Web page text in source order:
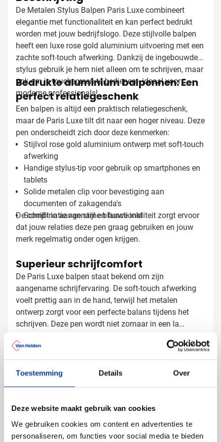
Toestemming Details Over
Deze website maakt gebruik van cookies
We gebruiken cookies om content en advertenties te
personaliseren, om functies voor social media te bieden
De Metalen Stylus Balpen Paris Luxe combineert
elegantie met functionaliteit en kan perfect bedrukt
worden met jouw bedrijfslogo. Deze stijlvolle balpen
heeft een luxe rose gold aluminium uitvoering met een
zachte soft-touch afwerking. Dankzij de ingebouwde
stylus gebruik je hem niet alleen om te schrijven, maar
ook om je touchscreen te bedienen - ideaal voor
moderne professionals!
Bedrukte aluminium balpennen: Een
perfect relatiegeschenk
Een balpen is altijd een praktisch relatiegeschenk,
maar de Paris Luxe tilt dit naar een hoger niveau. Deze
pen onderscheidt zich door deze kenmerken:
Stijlvol rose gold aluminium ontwerp met soft-touch
afwerking
Handige stylus-tip voor gebruik op smartphones en
tablets
Solide metalen clip voor bevestiging aan
documenten of zakagenda's
Schrijft in aangename blauwe inkt
De combinatie van stijl en functionaliteit zorgt ervoor
dat jouw relaties deze pen graag gebruiken en jouw
merk regelmatig onder ogen krijgen.
Superieur schrijfcomfort
De Paris Luxe balpen staat bekend om zijn
aangename schrijfervaring. De soft-touch afwerking
voelt prettig aan in de hand, terwijl het metalen
ontwerp zorgt voor een perfecte balans tijdens het
schrijven. Deze pen wordt niet zomaar in een la
waardoor jouw logo voortdurend zichtbaar blijft.
Balpennen laten bedrukken met logo
professionele bedrukking op jouw Paris Luxe
balpennen:
Full color bedrukking mogelijk voor maximale
impact
Met een tekst of slogan voor extra brand awareness